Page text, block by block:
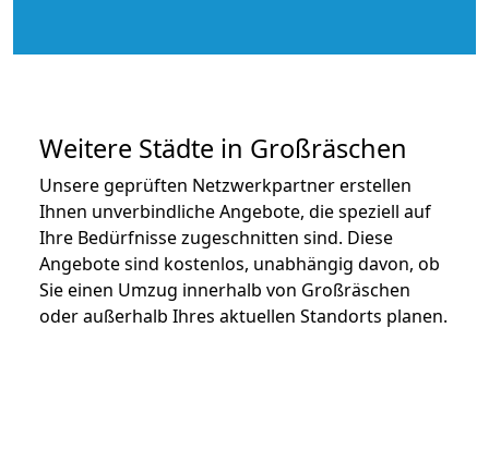
Weitere Städte in Großräschen
Unsere geprüften Netzwerkpartner erstellen
Ihnen unverbindliche Angebote, die speziell auf
Ihre Bedürfnisse zugeschnitten sind. Diese
Angebote sind kostenlos, unabhängig davon, ob
Sie einen Umzug innerhalb von Großräschen
oder außerhalb Ihres aktuellen Standorts planen.